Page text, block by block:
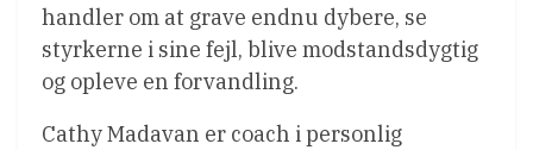
handler om at grave endnu dybere, se
styrkerne i sine fejl, blive modstandsdygtig
og opleve en forvandling.
Cathy Madavan er coach i personlig